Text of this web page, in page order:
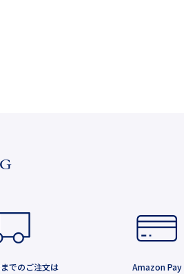
でのご注文は
Amazon Pay